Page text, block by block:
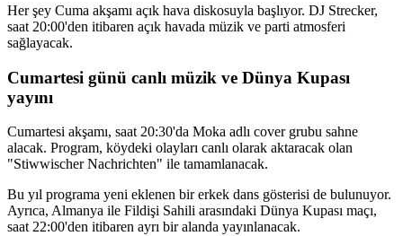
Her şey Cuma akşamı açık hava diskosuyla başlıyor. DJ Strecker,
saat 20:00'den itibaren açık havada müzik ve parti atmosferi
sağlayacak.
Cumartesi günü canlı müzik ve Dünya Kupası
yayını
Cumartesi akşamı, saat 20:30'da Moka adlı cover grubu sahne
alacak. Program, köydeki olayları canlı olarak aktaracak olan
"Stiwwischer Nachrichten" ile tamamlanacak.
Bu yıl programa yeni eklenen bir erkek dans gösterisi de bulunuyor.
Ayrıca, Almanya ile Fildişi Sahili arasındaki Dünya Kupası maçı,
saat 22:00'den itibaren ayrı bir alanda yayınlanacak.